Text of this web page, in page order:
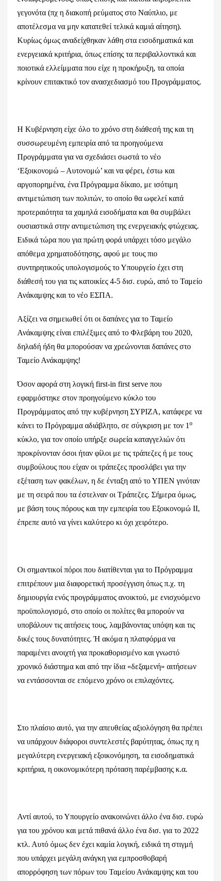
γεγονότα (πχ η διακοπή ρεύματος στο Ναύπλιο, με
αποτέλεσμα να μην κατατεθεί τελικά καμιά αίτηση).
Κυρίως όμως αναδείχθηκαν λάθη στα εισοδηματικά και
ενεργειακά κριτήρια, όπως επίσης τα περιβαλλοντικά και
ποιοτικά ελλείμματα που είχε η προκήρυξη, τα οποία
κρίνουν επιτακτικό τον ανασχεδιασμό του Προγράμματος.
Η Κυβέρνηση είχε όλο το χρόνο στη διάθεσή της και τη
συσσωρευμένη εμπειρία από τα προηγούμενα
Προγράμματα για να σχεδιάσει σωστά το νέο
‘Εξοικονομώ – Αυτονομώ’ και να φέρει, έστω και
αργοπορημένα, ένα Πρόγραμμα δίκαιο, με ισότιμη
αντιμετώπιση των πολιτών, το οποίο θα ωφελεί κατά
προτεραιότητα τα χαμηλά εισοδήματα και θα συμβάλει
ουσιαστικά στην αντιμετώπιση της ενεργειακής φτώχειας.
Ειδικά τώρα που για πρώτη φορά υπάρχει τόσο μεγάλο
απόθεμα χρηματοδότησης, αφού με τους πιο
συντηρητικούς υπολογισμούς το Υπουργείο έχει στη
διάθεσή του για τις κατοικίες 4-5 δισ. ευρώ, από το Ταμείο
Ανάκαμψης και το νέο ΕΣΠΑ.
Αξίζει να σημειωθεί ότι οι δαπάνες για το Ταμείο
Ανάκαμψης είναι επιλέξιμες από το Φλεβάρη του 2020,
δηλαδή ήδη θα μπορούσαν να χρεώνονται δαπάνες στο
Ταμείο Ανάκαμψης!
Όσον αφορά στη λογική first-in first serve που
εφαρμόστηκε στον προηγούμενο κύκλο του
Προγράμματος από την κυβέρνηση ΣΥΡΙΖΑ, κατάφερε να
κάνει το Πρόγραμμα αδιάβλητο, σε σύγκριση με τον 1 ο
κύκλο, για τον οποίο υπήρξε σωρεία καταγγελιών ότι
προκρίνονταν όσοι ήταν φίλοι με τις τράπεζες ή με τους
συμβούλους που είχαν οι τράπεζες προσλάβει για την
εξέταση των φακέλων, η δε ένταξη από το ΥΠΕΝ γινόταν
με τη σειρά που τα έστελναν οι Τράπεζες. Σήμερα όμως,
με βάση τους πόρους και την εμπειρία του Εξοικονομώ ΙΙ,
έπρεπε αυτό να γίνει καλύτερο κι όχι χειρότερο.
Οι σημαντικοί πόροι που διατίθενται για το Πρόγραμμα
επιτρέπουν μια διαφορετική προσέγγιση όπως π.χ. τη
δημιουργία ενός προγράμματος ανοικτού, με ενισχυόμενο
προϋπολογισμό, στο οποίο οι πολίτες θα μπορούν να
υποβάλουν τις αιτήσεις τους, λαμβάνοντας υπόψη και τις
δικές τους δυνατότητες. Ή ακόμα η πλατφόρμα να
παραμένει ανοιχτή για προκαθορισμένο και γνωστό
χρονικό διάστημα και από την ίδια «δεξαμενή» αιτήσεων
να εντάσσονται σε επόμενο χρόνο οι επιλαχόντες.
Στο πλαίσιο αυτό, για την απευθείας αξιολόγηση θα πρέπει
να υπάρχουν διάφοροι συντελεστές βαρύτητας, όπως πχ η
μεγαλύτερη ενεργειακή εξοικονόμηση, τα εισοδηματικά
κριτήρια, η οικονομικότερη πρόταση παρέμβασης κ.α.
Αντί αυτού, το Υπουργείο ανακοινώνει άλλο ένα δισ. ευρώ
για του χρόνου και μετά πιθανά άλλο ένα δισ. για το 2022
κτλ. Αυτό όμως δεν έχει καμία λογική, ειδικά τη στιγμή
που υπάρχει μεγάλη ανάγκη για εμπροσθοβαρή
απορρόφηση των πόρων του Ταμείου Ανάκαμψης και του